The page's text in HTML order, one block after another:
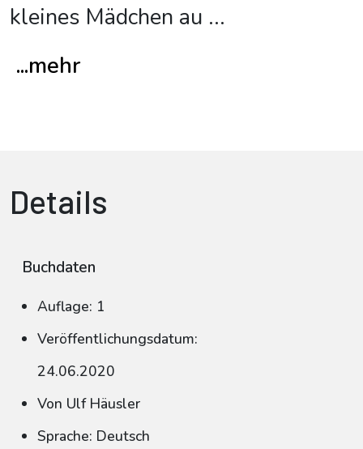
kleines Mädchen au ...
...mehr
Details
Buchdaten
Auflage: 1
Veröffentlichungsdatum:
24.06.2020
Von Ulf Häusler
Sprache: Deutsch